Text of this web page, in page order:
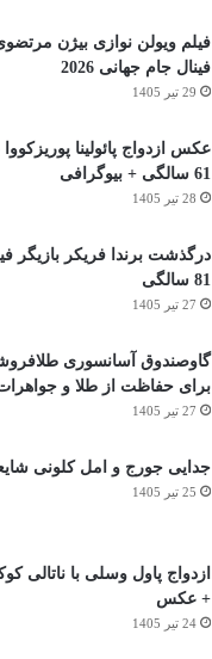
فیلم ویولن نوازی بیژن
فینال جام جهانی 2026
29 تیر 1405
عکس ازدواج پائولینا
61 سالگی + بیوگرافی
28 تیر 1405
درگذشت برندا فریکر بازیگر
81 سالگی
27 تیر 1405
گاوصندوق آسانسوری
برای حفاظت از طلا و
27 تیر 1405
جدایی جورج و امل کلونی
25 تیر 1405
ازدواج پاول وسلی با ناتالی
+ عکس
24 تیر 1405